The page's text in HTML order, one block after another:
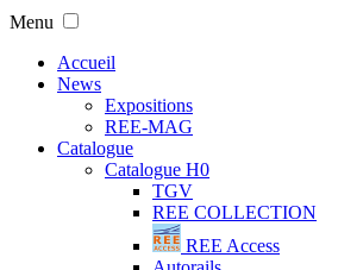
Menu
Accueil
News
Expositions
REE-MAG
Catalogue
Catalogue H0
TGV
REE COLLECTION
REE Access